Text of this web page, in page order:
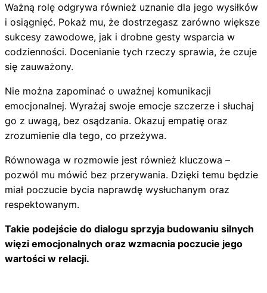
Ważną rolę odgrywa również uznanie dla jego wysiłków
i osiągnięć. Pokaż mu, że dostrzegasz zarówno większe
sukcesy zawodowe, jak i drobne gesty wsparcia w
codzienności. Docenianie tych rzeczy sprawia, że czuje
się zauważony.
Nie można zapominać o uważnej komunikacji
emocjonalnej. Wyrażaj swoje emocje szczerze i słuchaj
go z uwagą, bez osądzania. Okazuj empatię oraz
zrozumienie dla tego, co przeżywa.
Równowaga w rozmowie jest również kluczowa –
pozwól mu mówić bez przerywania. Dzięki temu będzie
miał poczucie bycia naprawdę wysłuchanym oraz
respektowanym.
Takie podejście do dialogu sprzyja budowaniu silnych
więzi emocjonalnych oraz wzmacnia poczucie jego
wartości w relacji.